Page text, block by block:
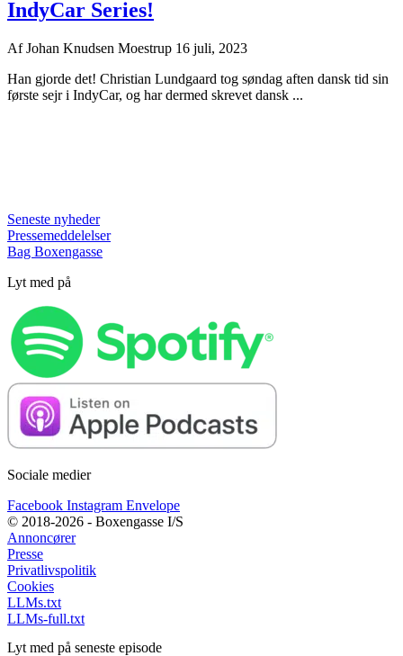
IndyCar Series!
AfJohan Knudsen Moestrup 16 juli, 2023
Han gjorde det! Christian Lundgaard tog søndag aften dansk tid sin
første sejr i IndyCar, og har dermed skrevet dansk ...
Seneste nyheder
Pressemeddelelser
Bag Boxengasse
Lyt med på
Sociale medier
Facebook Instagram Envelope
© 2018-2026 - Boxengasse I/S
Annoncører
Presse
Privatlivspolitik
Cookies
LLMs.txt
LLMs-full.txt
Lyt med på seneste episode